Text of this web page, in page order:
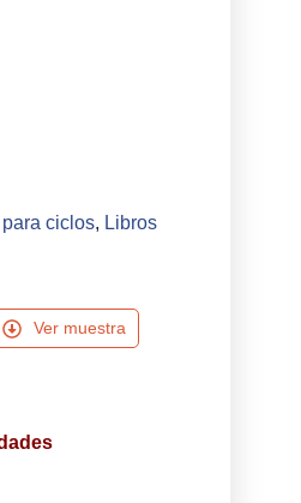
para ciclos, Libros
Ver muestra